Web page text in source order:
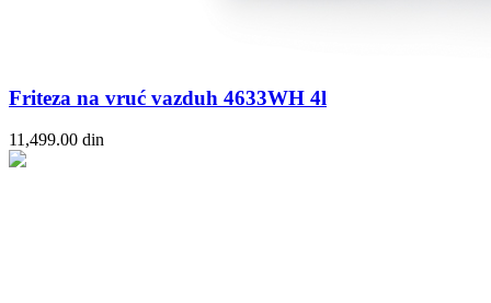
Friteza na vruć vazduh 4633WH 4l
11,499.00 din